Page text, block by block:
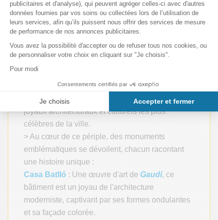
Le Bus Touristique Barcelone Ligne Bleue
distingue par sa richesse en monuments
iconiques, offrant un accès privilégié à des sites
emblématiques tels que la Sagrada Família, le
Park Güell et le Camp Nou, faisant d'elle un
itinéraire incontournable pour découvrir les
joyaux architecturaux et culturels les plus
célèbres de la ville.
> Au cœur de ce périple, des monuments
emblématiques se dévoilent, chacun racontant
une histoire unique :
Casa Batlló : Une œuvre d'art de Gaudí, ce
bâtiment est un joyau de l'architecture
moderniste, captivant par ses formes ondulantes
et sa façade colorée.